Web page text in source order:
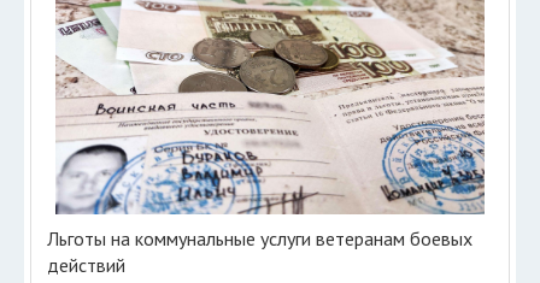
Льготы на коммунальные услуги ветеранам боевых
действий